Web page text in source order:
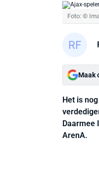
Foto: ©
Maak
Het is
Daarmee
ArenA.